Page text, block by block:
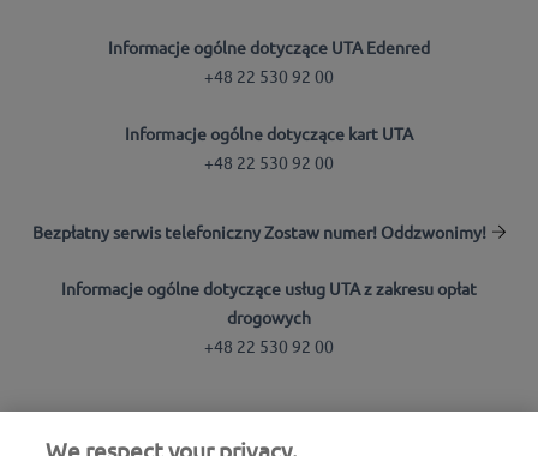
Informacje ogólne dotyczące UTA Edenred
+48 22 530 92 00
Informacje ogólne dotyczące kart UTA
+48 22 530 92 00
Bezpłatny serwis telefoniczny Zostaw numer! Oddzwonimy!
Informacje ogólne dotyczące usług UTA z zakresu opłat
drogowych
+48 22 530 92 00
We respect your privacy.